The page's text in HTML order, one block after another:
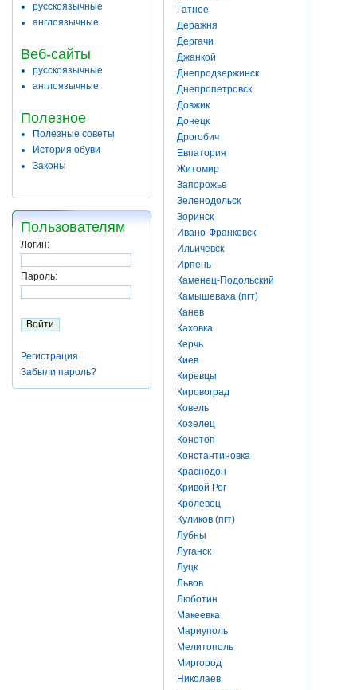
русскоязычные
англоязычные
Веб-сайты
русскоязычные
англоязычные
Полезное
Полезные советы
История обуви
Законы
Пользователям
Логин:
Пароль:
Регистрация
Забыли пароль?
Гатное
Деражня
Дергачи
Джанкой
Днепродзержинск
Днепропетровск
Довжик
Донецк
Дрогобич
Евпатория
Житомир
Запорожье
Зеленодольск
Зоринск
Ивано-Франковск
Ильичевск
Ирпень
Каменец-Подольский
Камышеваха (пгт)
Канев
Каховка
Керчь
Киев
Киревцы
Кировоград
Ковель
Козелец
Конотоп
Константиновка
Краснодон
Кривой Рог
Кролевец
Куликов (пгт)
Лубны
Луганск
Луцк
Львов
Люботин
Макеевка
Мариуполь
Мелитополь
Миргород
Николаев